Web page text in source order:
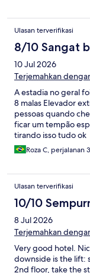
Ulasan terverifikasi
8/10 Sangat
10 Jul 2026
Terjemahkan
A estadia no geral
8 malas Elevador
pessoas quando
ficar um tempão
tirando isso tudo ok
Roza C, perjalanan
Ulasan terverifikasi
10/10
8 Jul 2026
Terjemahkan
Very good hotel.
downside is the lift:
2nd floor, take the